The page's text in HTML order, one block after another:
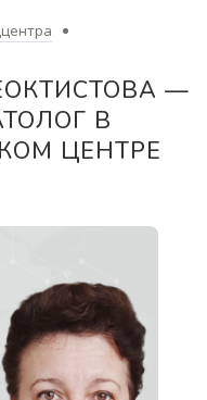
—
В
ЦЕНТРЕ